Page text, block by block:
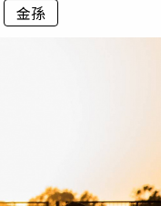
金孫